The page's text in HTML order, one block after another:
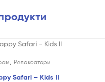
Релаксатори
Safari – Kids II